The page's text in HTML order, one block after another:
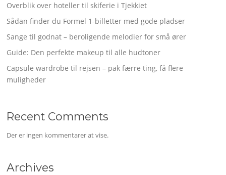
Overblik over hoteller til skiferie i Tjekkiet
Sådan finder du Formel 1-billetter med gode pladser
Sange til godnat – beroligende melodier for små ører
Guide: Den perfekte makeup til alle hudtoner
Capsule wardrobe til rejsen – pak færre ting, få flere
muligheder
Recent Comments
Der er ingen kommentarer at vise.
Archives